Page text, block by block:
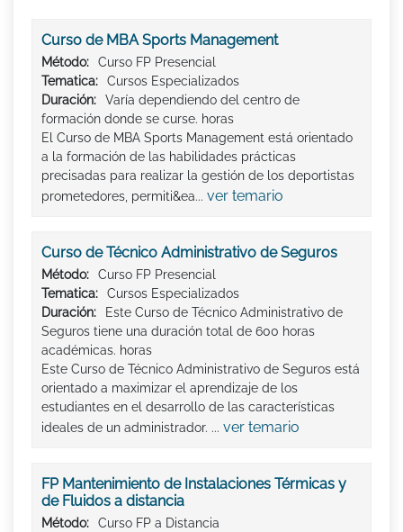
Curso de MBA Sports Management
Método:
Curso FP Presencial
Tematica:
Cursos Especializados
Duración:
Varía dependiendo del centro de
formación donde se curse. horas
El Curso de MBA Sports Management está orientado
a la formación de las habilidades prácticas
precisadas para realizar la gestión de los deportistas
prometedores, permiti&ea... ver temario
Curso de Técnico Administrativo de Seguros
Método:
Curso FP Presencial
Tematica:
Cursos Especializados
Duración:
Este Curso de Técnico Administrativo de
Seguros tiene una duración total de 600 horas
académicas. horas
Este Curso de Técnico Administrativo de Seguros está
orientado a maximizar el aprendizaje de los
estudiantes en el desarrollo de las características
ideales de un administrador. ... ver temario
FP Mantenimiento de Instalaciones Térmicas y
de Fluidos a distancia
Método:
Curso FP a Distancia